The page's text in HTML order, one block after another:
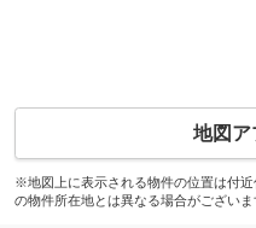
地図ア
※地図上に表示される物件の位置は付
の物件所在地とは異なる場合がございま